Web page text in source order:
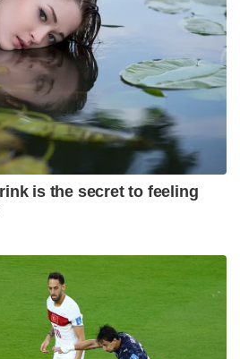
ആര് പറഞ്ഞു?
അടിസ്ഥാനരഹിതമായ
ആളുകളേയും
നിർത്തൂ’, മാളവിക
ബാനറിൽ ആന്റണി
നിർമിക്കുന്നത്. സംഗീത, സം?
ചിത്രത്തിലെ മറ്റ് പ്രധാന